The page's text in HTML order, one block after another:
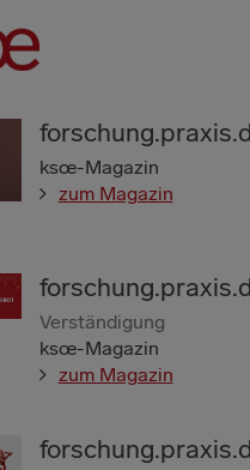
ksœ-Magazin
zum Magazin
Verständigung
ksœ-Magazin
zum Magazin